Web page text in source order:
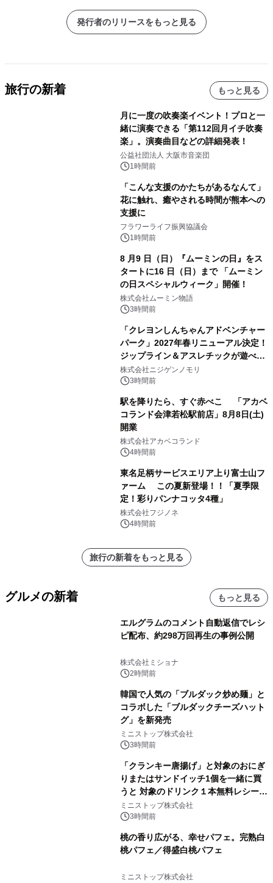
発行者のリリースをもっと見る
旅行の新着 もっと見る
月に一度の吹奏楽イベント！プロと一
緒に演奏できる「第112回月イチ吹奏
楽」。演奏曲目などの詳細発表！
公益社団法人 大阪市音楽団
1時間前
「こんな支援のかたちがあるなんて」
花に触れ、癒やされる時間が熊本への
支援に
フラワーライフ振興協議会
1時間前
8 月9 日（日）『ムーミンの日』をス
タートに16 日（日）まで 「ムーミン
の日スペシャルウィーク」開催！
株式会社ムーミン物語
3時間前
「クレヨンしんちゃんアドベンチャー
パーク」2027年春リニューアル決定！
ジップライン＆アスレチックが遊べる
のは今年が最後！ 「ラスト！ドキがム
ネムネ～大作戦！」始動
株式会社ニジゲンノモリ
3時間前
駅を降りたら、すぐ赤べこ 「アカベ
コランド会津若松駅前店」8月8日(土)
開業
株式会社アカベコランド
4時間前
東名足柄サービスエリア上り富士山フ
ァーム この夏新登場！！「夏季限
定！彩りパンナコッタ4種」
株式会社フジノネ
4時間前
旅行の新着をもっと見る
グルメの新着 もっと見る
エルグラムのコメント自動返信でレシ
ピ配布、約298万回再生の事例公開
株式会社ミショナ
2時間前
韓国で人気の「ブルダック炒め麺」と
コラボした「ブルダックチーズハット
グ」を新発売
ミニストップ株式会社
3時間前
「クランキー唐揚げ」と対象のおにぎ
りまたはサンドイッチ1個を一緒に買
うと 対象のドリンク１本無料レシート
クーポンもらえる！※1
ミニストップ株式会社
3時間前
桃の香り広がる、幸せパフェ。完熟白
桃パフェ／得盛白桃パフェ
ミニストップ株式会社